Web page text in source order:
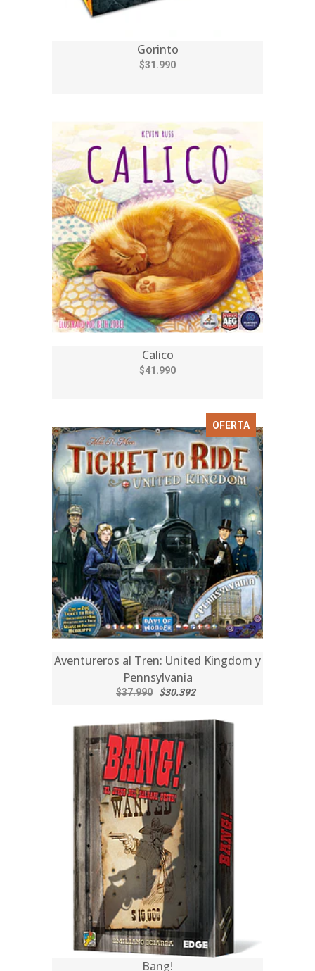
Gorinto
$31.990
Calico
$41.990
OFERTA
Aventureros al Tren: United Kingdom y
Pennsylvania
$37.990 $30.392
Bang!